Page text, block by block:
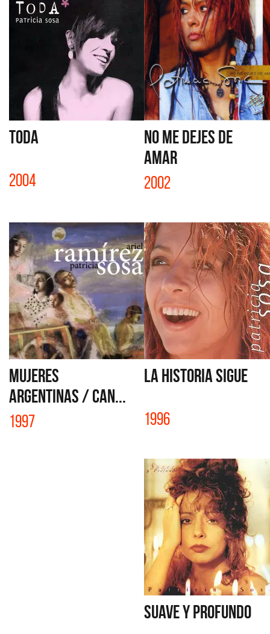
TODA
2004
NO ME DEJES DE
AMAR
2002
MUJERES
ARGENTINAS / CAN...
1997
LA HISTORIA SIGUE
1996
SUAVE Y PROFUNDO